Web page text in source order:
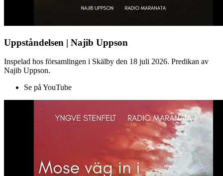
Uppståndelsen | Najib Uppson
Inspelad hos församlingen i Skälby den 18 juli 2026. Predikan av
Najib Uppson.
Se på YouTube